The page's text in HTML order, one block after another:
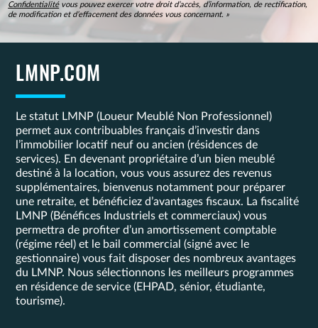
Confidentialitévous pouvez exercer votre droit d’accès, d’information, de rectification,
de modification et d’effacement des données vous concernant. »
LMNP.COM
Le statut LMNP (Loueur Meublé Non Professionnel)
permet aux contribuables français d’investir dans
l’immobilier locatif neuf ou ancien (résidences de
services). En devenant propriétaire d’un bien meublé
destiné à la location, vous vous assurez des revenus
supplémentaires, bienvenus notamment pour préparer
une retraite, et bénéficiez d’avantages fiscaux. La fiscalité
LMNP (Bénéfices Industriels et commerciaux) vous
permettra de profiter d’un amortissement comptable
(régime réel) et le bail commercial (signé avec le
gestionnaire) vous fait disposer des nombreux avantages
du LMNP. Nous sélectionnons les meilleurs programmes
en résidence de service (EHPAD, sénior, étudiante,
tourisme).